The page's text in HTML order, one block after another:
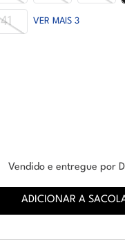
41 VER MAIS 3
Vendido e entregue por
ADICIONAR A